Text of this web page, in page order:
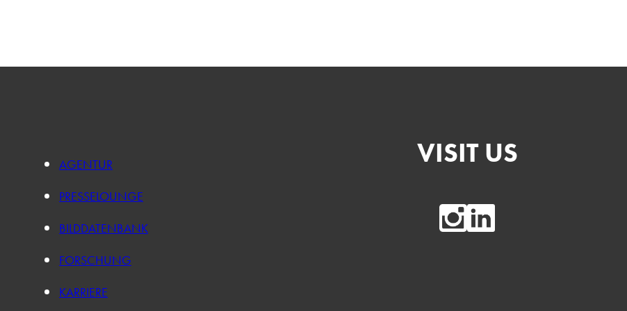
AGENTUR
PRESSELOUNGE
BILDDATENBANK
FORSCHUNG
KARRIERE
VISIT US